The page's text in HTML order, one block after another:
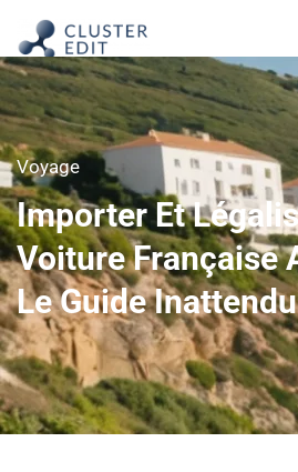
Voyage
Importer Et
Voiture Française
Le Guide Inattendu